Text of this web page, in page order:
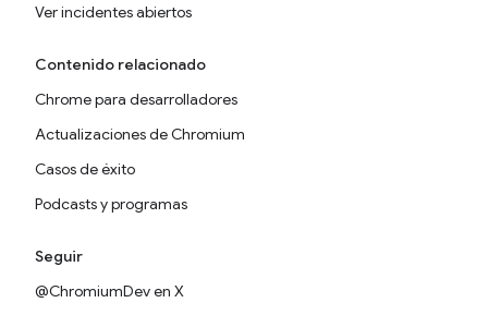
Ver incidentes abiertos
Contenido relacionado
Chrome para desarrolladores
Actualizaciones de Chromium
Casos de éxito
Podcasts y programas
Seguir
@ChromiumDev en X